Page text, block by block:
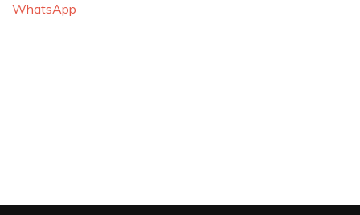
WhatsApp